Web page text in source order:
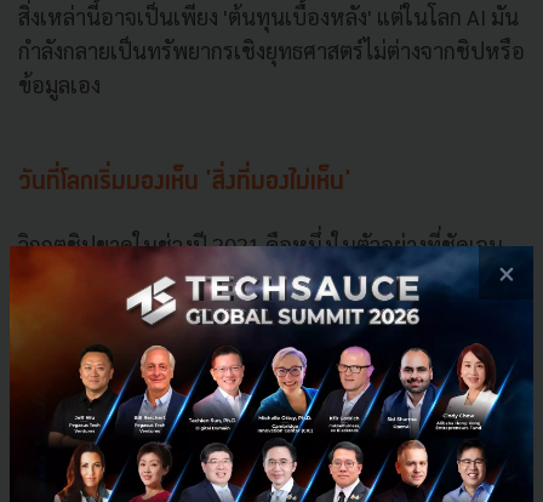
สิ่งเหล่านี้อาจเป็นเพียง 'ต้นทุนเบื้องหลัง' แต่ในโลก AI มัน
กำลังกลายเป็นทรัพยากรเชิงยุทธศาสตร์ไม่ต่างจากชิปหรือ
ข้อมูลเอง
วันที่โลกเริ่มมองเห็น 'สิ่งที่มองไม่เห็น'
วิกฤตชิปขาดในช่วงปี 2021 คือหนึ่งในตัวอย่างที่ชัดเจน
ที่สุด เมื่อโรงงานผลิตชิปหยุดชะงัก รถยนต์ไม่สามารถส่ง
มอบได้ สมาร์ตโฟนขาดตลาด และ Supply Chain ทั่วโลก
เริ่มสะดุดพร้อมกัน ในชั่วข้ามคืน โลกก็ตระหนักว่า
Semiconductor ไม่ใช่เพียงอุตสาหกรรมหนึ่ง แต่มันคือ
โครงสร้างพื้นฐานของเศรษฐกิจดิจิทัล
และยิ่ง AI เติบโตเร็วมากเท่าไร ความสำคัญของระบบเบื้อง
×